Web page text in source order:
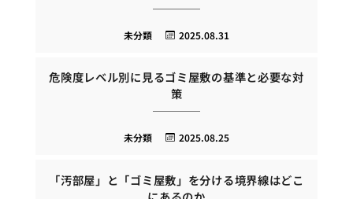
2025.08.31
未分類
危険度レベル別に見るゴミ屋敷の基準と必要な対
策
2025.08.25
未分類
「汚部屋」と「ゴミ屋敷」を分ける境界線はどこ